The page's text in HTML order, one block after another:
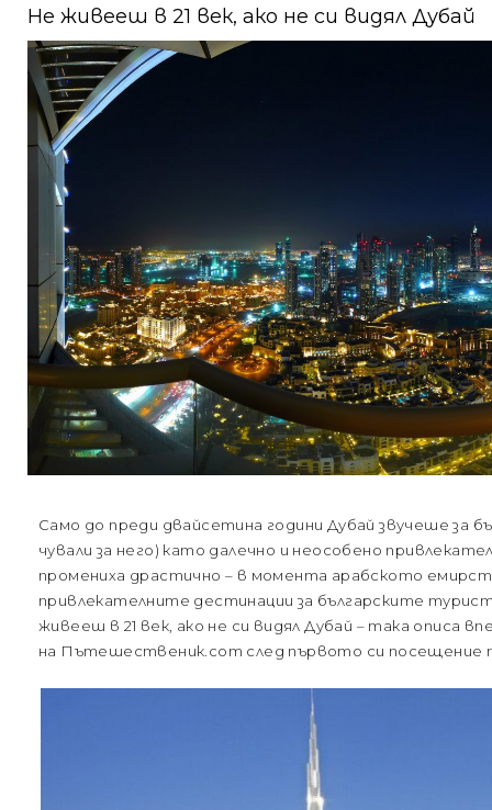
Не живееш в 21 век, ако не си видял Дубай
Само до преди двайсетина години Дубай звучеше за
чували за него) като далечно и неособено
промениха драстично – в момента арабското
привлекателните дестинации за българските
живееш в 21 век, ако не си видял Дубай – така описа
на Пътешественик.com след първото си посещение